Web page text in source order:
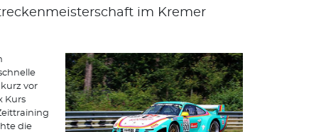
im Kremer
kurz vor
Kurs
die